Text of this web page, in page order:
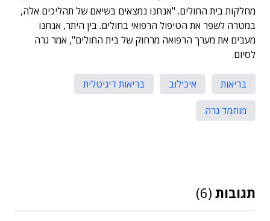
מחלקות בית החולים. "אנחנו נמצאים בשיאם של תהליכים אלה,
במטרה לשפר את הטיפול הרפואי בחולים. בין היתר, אנחנו
מעבים את מערך הרפואה מרחוק של בית החולים", אמר גרה
לסיום.
בריאות איכילוב
בריאות דיגיטלית
מוחמד גרה
תגובות (6)